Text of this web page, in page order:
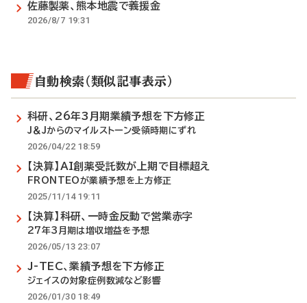
佐藤製薬、熊本地震で義援金
2026/8/7 19:31
自動検索（類似記事表示）
科研、26年3月期業績予想を下方修正
J＆Jからのマイルストーン受領時期にずれ
2026/04/22 18:59
【決算】AI創薬受託数が上期で目標超え
FRONTEOが業績予想を上方修正
2025/11/14 19:11
【決算】科研、一時金反動で営業赤字
27年3月期は増収増益を予想
2026/05/13 23:07
J-TEC、業績予想を下方修正
ジェイスの対象症例数減など影響
2026/01/30 18:49